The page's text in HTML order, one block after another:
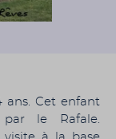
ans. Cet enfant
le Rafale.